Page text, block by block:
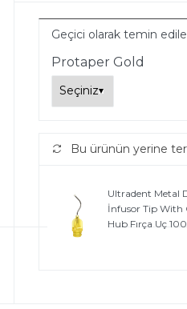
Geçici olarak temin
Protaper Gold
Bu ürünün yerine
Ultradent Metal
İnfusor Tip With
Hub Fırça Uç